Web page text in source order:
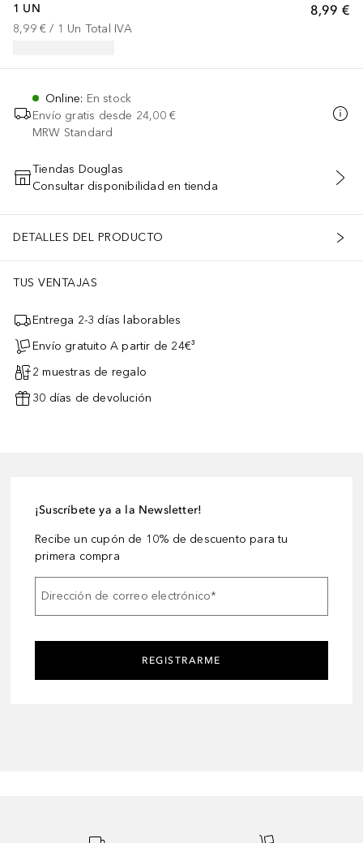
8,99 €
1 UN
8,99 € / 1 Un Total IVA
Online: En stock
Envío gratis desde 24,00 €
MRW Standard
AÑADIR AL CARRITO
Tiendas Douglas
Consultar disponibilidad en tienda
DETALLES DEL PRODUCTO
TUS VENTAJAS
Entrega 2-3 días laborables
Envío gratuito A partir de 24€³
2 muestras de regalo
30 días de devolución
¡Suscríbete ya a la Newsletter!
Recibe un cupón de 10% de descuento para tu
primera compra
Dirección de correo electrónico*
REGISTRARME